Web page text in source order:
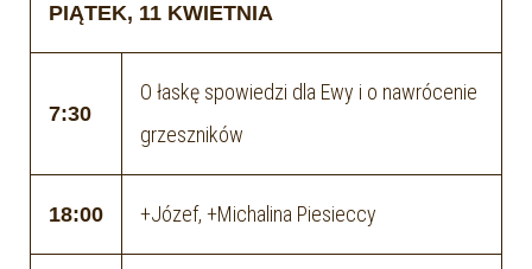
PIĄTEK, 11 KWIETNIA
7:30
O łaskę spowiedzi dla Ewy i o nawrócenie
grzeszników
18:00 +Józef, +Michalina Piesieccy